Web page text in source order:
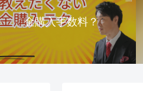
金購入手数料？